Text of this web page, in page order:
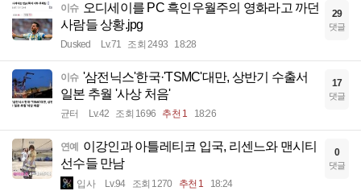
이슈 오디세이를 PC 흑인우월주의 영화라고 까던
사람들 상황.jpg
Dusked Lv.71 조회 2493 18:28
29
댓글
이슈 '삼전닉스'한국·'TSMC'대만, 상반기 수출서
일본 추월 '사상 처음'
균터 Lv.42 조회 1696 추천 1 18:26
17
댓글
연예
이강인과 아틀레티코 입국, 리센느와 맨시티
선수들 만남
입사 Lv.94 조회 1270 추천 1 18:24
0
댓글